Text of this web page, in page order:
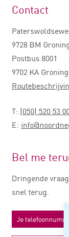
Contact
9728 BM
Postbus 8001
9702 KA
T: (050) 520 53
E:
Bel me
Dringende
snel terug.